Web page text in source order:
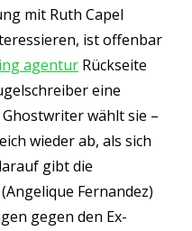
mit Ruth Capel
ist offenbar
agentur Rückseite
eine
wählt sie –
wieder ab, als sich
gibt die
Fernandez)
gegen den Ex-